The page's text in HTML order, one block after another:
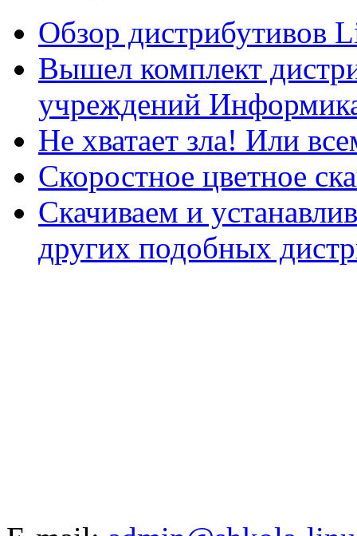
Обзор дистрибутивов
Вышел комплект
учреждений
Не хватает зла! Или
Скоростное цветное
Скачиваем и
других подобных